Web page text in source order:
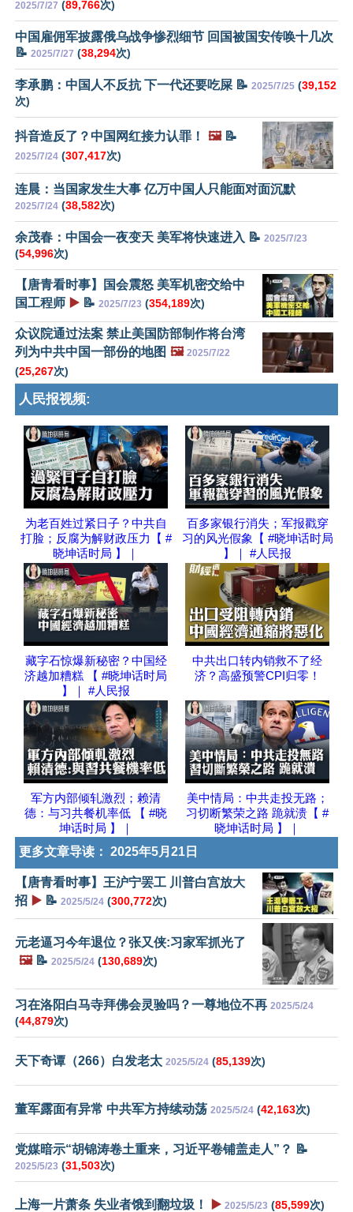
2025/7/27 (89,766次)
中国雇佣军披露俄乌战争惨烈细节 回国被国安传唤十几次
📝 2025/7/27 (38,294次)
李承鹏：中国人不反抗 下一代还要吃屎 📝 2025/7/25 (39,152
次)
抖音造反了？中国网红接力认罪！ 🖼️📝
2025/7/24 (307,417次)
连晨：当国家发生大事 亿万中国人只能面对面沉默
2025/7/24 (38,582次)
余茂春：中国会一夜变天 美军将快速进入 📝 2025/7/23
(54,996次)
【唐青看时事】国会震怒 美军机密交给中
国工程师 ▶️ 📝 2025/7/23 (354,189次)
众议院通过法案 禁止美国防部制作将台湾
列为中共中国一部份的地图 🖼️ 2025/7/22
(25,267次)
人民报视频:
为老百姓过紧日子？中共自
打脸；反腐为解财政压力【 #
晓坤话时局 】｜
百多家银行消失；军报戳穿
习的风光假象【 #晓坤话时局
】｜ #人民报
藏字石惊爆新秘密？中国经
济越加糟糕 【 #晓坤话时局
】｜ #人民报
中共出口转内销救不了经
济？高盛预警CPI归零！
军方内部倾轧激烈；赖清
德：与习共餐机率低 【 #晓
坤话时局 】｜
美中情局：中共走投无路；
习切断繁荣之路 跪就溃【 #
晓坤话时局 】｜
更多文章导读： 2025年5月21日
【唐青看时事】王沪宁罢工 川普白宫放大
招 ▶️ 📝 2025/5/24 (300,772次)
元老逼习今年退位？张又侠:习家军抓光了
🖼️📝 2025/5/24 (130,689次)
习在洛阳白马寺拜佛会灵验吗？一尊地位不再 2025/5/24
(44,879次)
天下奇谭（266）白发老太 2025/5/24 (85,139次)
董军露面有异常 中共军方持续动荡 2025/5/24 (42,163次)
党媒暗示“胡锦涛卷土重来，习近平卷铺盖走人”？ 📝
2025/5/23 (31,503次)
上海一片萧条 失业者饿到翻垃圾！ ▶️ 2025/5/23 (85,599次)